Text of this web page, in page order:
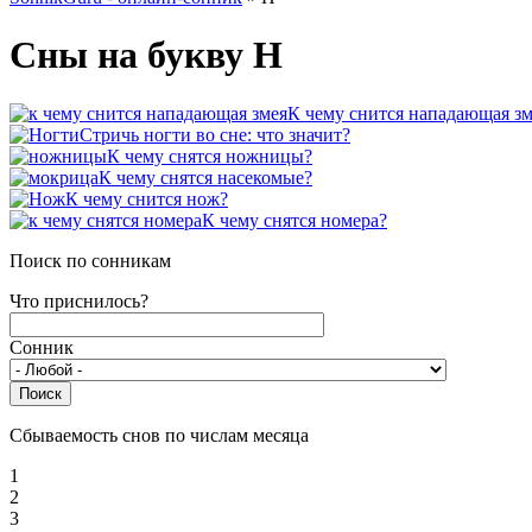
Сны на букву Н
К чему снится нападающая
Стричь ногти во сне: что значит?
К чему снятся ножницы?
К чему снятся насекомые?
К чему снится нож?
К чему снятся номера?
Поиск по сонникам
Что приснилось?
Сонник
Сбываемость снов по числам месяца
1
2
3